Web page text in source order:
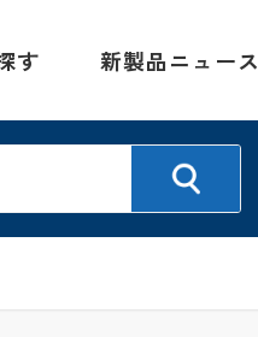
す 新製品ニュース